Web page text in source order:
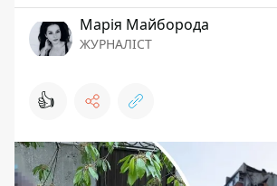
Марія Майборода
ЖУРНАЛІСТ
👍